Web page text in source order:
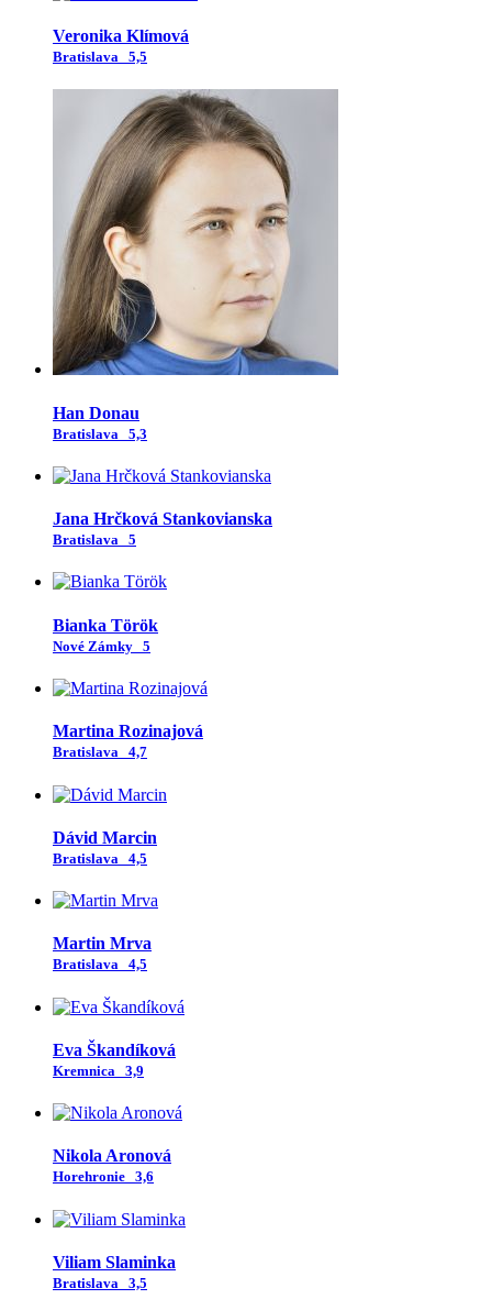
Veronika Klímová
Bratislava 5,5
Han Donau
Bratislava 5,3
Jana Hrčková Stankovianska
Bratislava 5
Bianka Török
Nové Zámky 5
Martina Rozinajová
Bratislava 4,7
Dávid Marcin
Bratislava 4,5
Martin Mrva
Bratislava 4,5
Eva Škandíková
Kremnica 3,9
Nikola Aronová
Horehronie 3,6
Viliam Slaminka
Bratislava 3,5